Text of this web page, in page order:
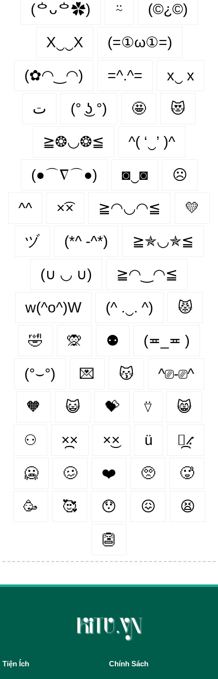
(ᅌᴗᅌ✿) ⍨ (©¿©)
X‿‿X (=①ω①=)
(✿◠‿◠) =^.^= x‿ х
ت (° ͜ʖ °) 🤩 😻
≧❂◡❂≦ ^( ‘‿’ )^
(●⌒∇⌒●) ◙‿◙ ☹️
^^ ×͡× ≧◠◡◠≦ 💛
ヅ (*^ -^*) ≧✯◡✯≦
(∪ ◡ ∪) ≧◠‿◠≦
w(^o^)W (^ .‿. ^) 😾
🤣 🙊 ⚉ (≖_≖ )
(°⌣°) 💌 😽 ^⎚-⎚^
🧡 😺 💝 ⍢ 😸
⚇ ×᷼× ×͜× ü ⳻᷼⳺
🥶️ 🥴️ ❤️️ 🥺️ 🥵️
🥳️ 🥰️ 😯 😖 😫
👺
Tiện Ích Chính Sách